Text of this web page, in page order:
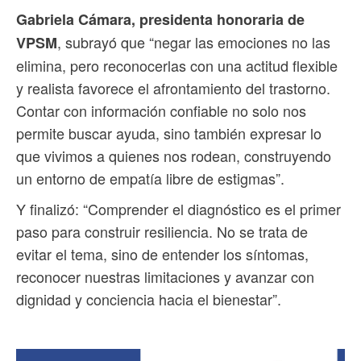
Gabriela Cámara, presidenta honoraria de
VPSM, subrayó que “negar las emociones no las
elimina, pero reconocerlas con una actitud flexible
y realista favorece el afrontamiento del trastorno.
Contar con información confiable no solo nos
permite buscar ayuda, sino también expresar lo
que vivimos a quienes nos rodean, construyendo
un entorno de empatía libre de estigmas”.
Y finalizó: “Comprender el diagnóstico es el primer
paso para construir resiliencia. No se trata de
evitar el tema, sino de entender los síntomas,
reconocer nuestras limitaciones y avanzar con
dignidad y conciencia hacia el bienestar”.